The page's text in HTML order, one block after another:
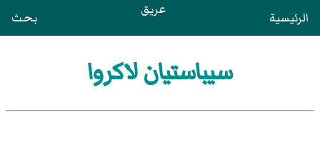
الرئيسية عريق بحث
سيباستيان لاكروا